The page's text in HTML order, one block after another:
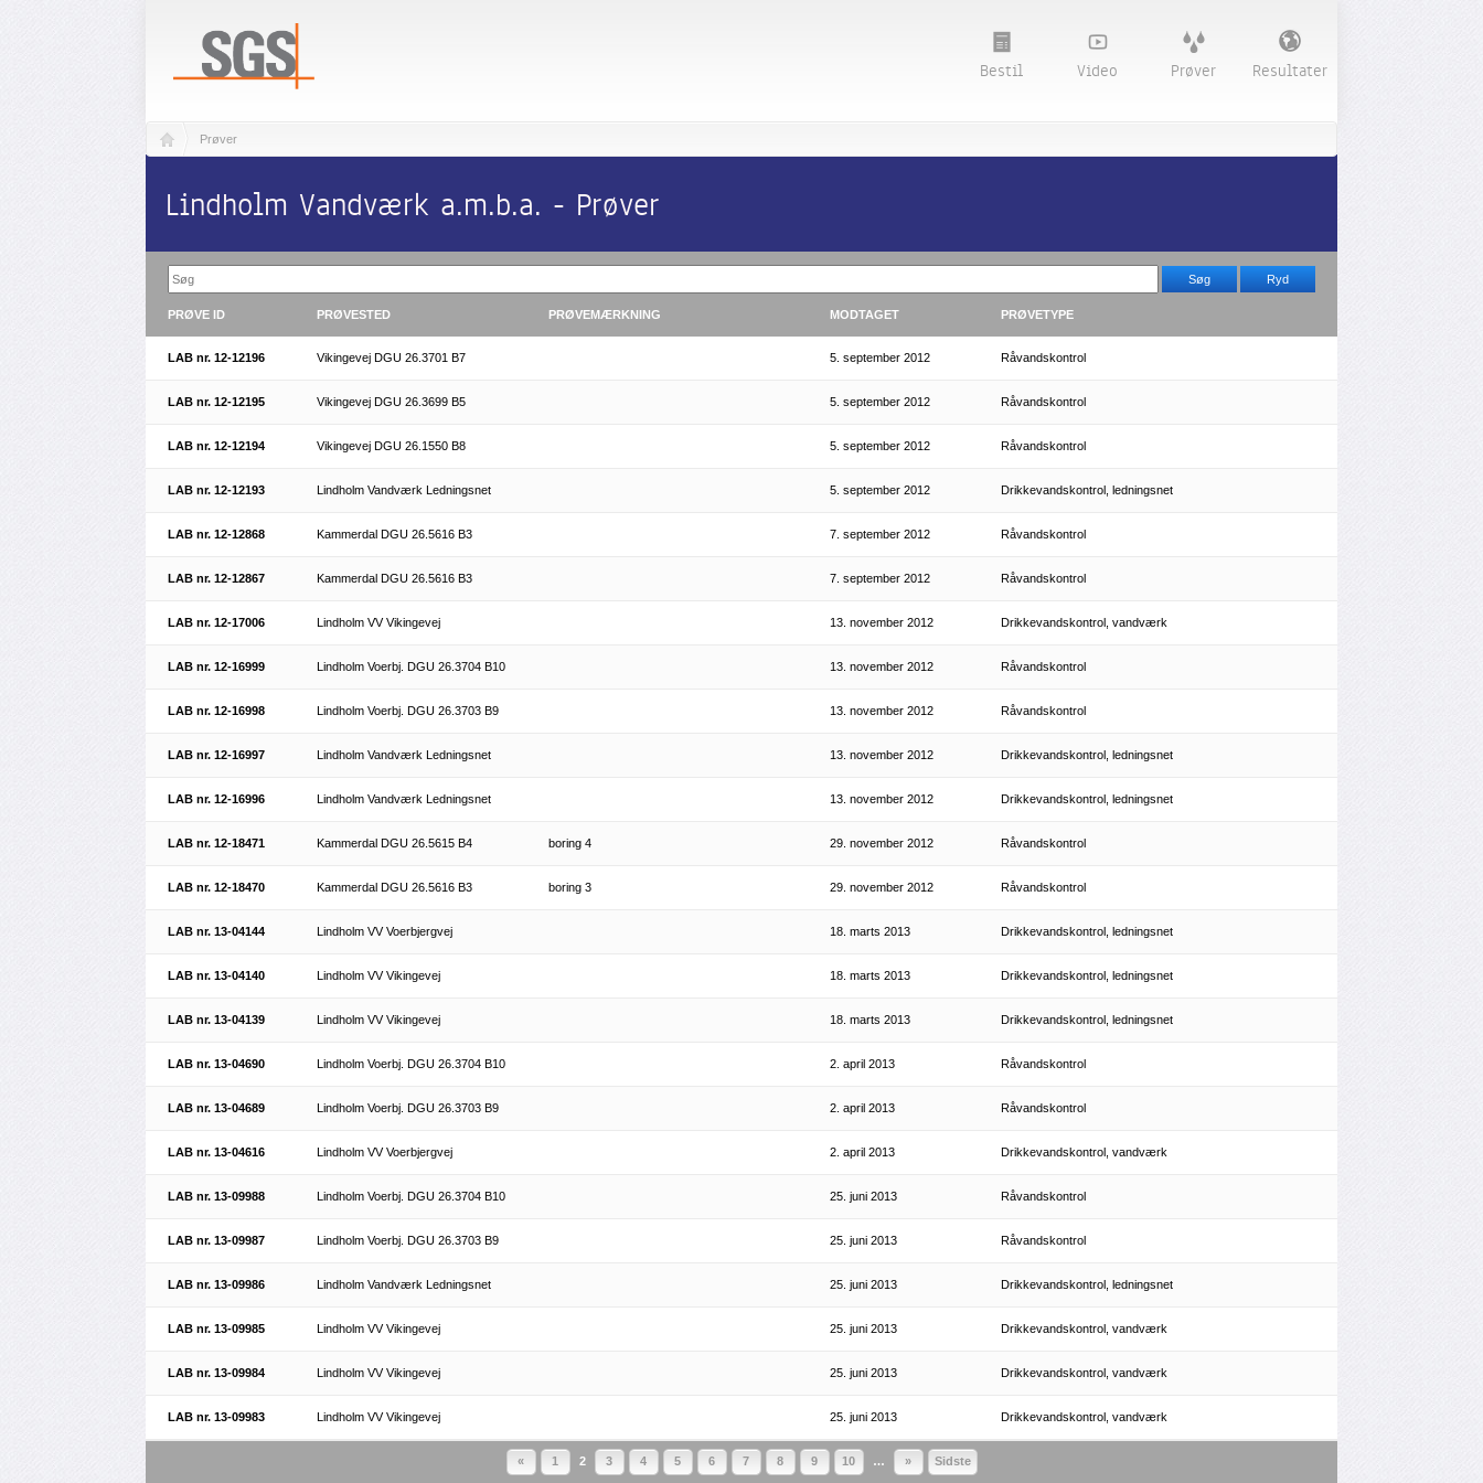
Bestil Video Prøver Resultater
Prøver
Lindholm Vandværk a.m.b.a. - Prøver
PRØVE ID PRØVESTED PRØVEMÆRKNING MODTAGET PRØVETYPE
LAB nr. 12-12196 Vikingevej DGU 26.3701 B7 5. september 2012 Råvandskontrol
LAB nr. 12-12195 Vikingevej DGU 26.3699 B5 5. september 2012 Råvandskontrol
LAB nr. 12-12194 Vikingevej DGU 26.1550 B8 5. september 2012 Råvandskontrol
LAB nr. 12-12193 Lindholm Vandværk Ledningsnet 5. september 2012 Drikkevandskontrol, ledningsnet
LAB nr. 12-12868 Kammerdal DGU 26.5616 B3 7. september 2012 Råvandskontrol
LAB nr. 12-12867 Kammerdal DGU 26.5616 B3 7. september 2012 Råvandskontrol
LAB nr. 12-17006 Lindholm VV Vikingevej 13. november 2012 Drikkevandskontrol, vandværk
LAB nr. 12-16999 Lindholm Voerbj. DGU 26.3704 B10 13. november 2012 Råvandskontrol
LAB nr. 12-16998 Lindholm Voerbj. DGU 26.3703 B9 13. november 2012 Råvandskontrol
LAB nr. 12-16997 Lindholm Vandværk Ledningsnet 13. november 2012 Drikkevandskontrol, ledningsnet
LAB nr. 12-16996 Lindholm Vandværk Ledningsnet 13. november 2012 Drikkevandskontrol, ledningsnet
LAB nr. 12-18471 Kammerdal DGU 26.5615 B4 boring 4 29. november 2012 Råvandskontrol
LAB nr. 12-18470 Kammerdal DGU 26.5616 B3 boring 3 29. november 2012 Råvandskontrol
LAB nr. 13-04144 Lindholm VV Voerbjergvej 18. marts 2013 Drikkevandskontrol, ledningsnet
LAB nr. 13-04140 Lindholm VV Vikingevej 18. marts 2013 Drikkevandskontrol, ledningsnet
LAB nr. 13-04139 Lindholm VV Vikingevej 18. marts 2013 Drikkevandskontrol, ledningsnet
LAB nr. 13-04690 Lindholm Voerbj. DGU 26.3704 B10 2. april 2013 Råvandskontrol
LAB nr. 13-04689 Lindholm Voerbj. DGU 26.3703 B9 2. april 2013 Råvandskontrol
LAB nr. 13-04616 Lindholm VV Voerbjergvej 2. april 2013 Drikkevandskontrol, vandværk
LAB nr. 13-09988 Lindholm Voerbj. DGU 26.3704 B10 25. juni 2013 Råvandskontrol
LAB nr. 13-09987 Lindholm Voerbj. DGU 26.3703 B9 25. juni 2013 Råvandskontrol
LAB nr. 13-09986 Lindholm Vandværk Ledningsnet 25. juni 2013 Drikkevandskontrol, ledningsnet
LAB nr. 13-09985 Lindholm VV Vikingevej 25. juni 2013 Drikkevandskontrol, vandværk
LAB nr. 13-09984 Lindholm VV Vikingevej 25. juni 2013 Drikkevandskontrol, vandværk
LAB nr. 13-09983 Lindholm VV Vikingevej 25. juni 2013 Drikkevandskontrol, vandværk
« 1 2 3 4 5 6 7 8 9 10 … » Sidste